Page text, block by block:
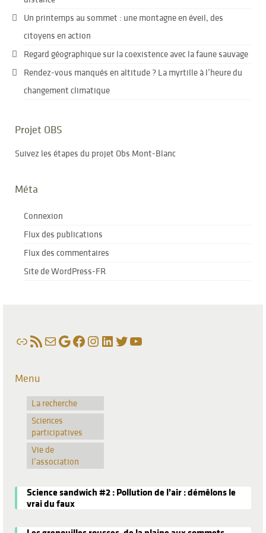
Un printemps au sommet : une montagne en éveil, des
citoyens en action
Regard géographique sur la coexistence avec la faune sauvage
Rendez-vous manqués en altitude ? La myrtille à l’heure du
changement climatique
Projet OBS
Suivez les étapes du projet Obs Mont-Blanc
Méta
Connexion
Flux des publications
Flux des commentaires
Site de WordPress-FR
LienFlux RSSE-mailGoogle
Facebook
Instagram
LinkedIn
Twitter
YouTube
Menu
La recherche
Sciences
participatives
Vie de
l’association
Science sandwich #2 : Pollution de l’air : démêlons le
vrai du faux